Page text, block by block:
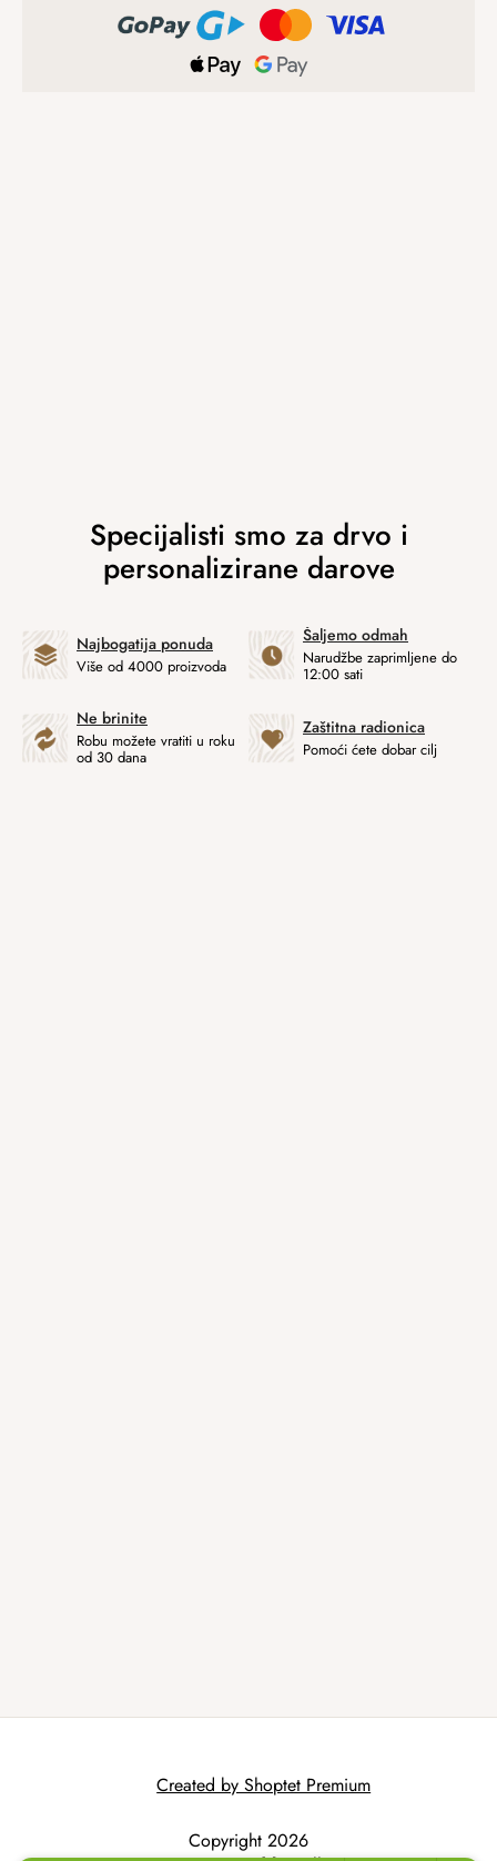
Najbogatija ponuda
Više od 4000 proizvoda
Šaljemo odmah
Narudžbe zaprimljene do
12:00 sati
Ne brinite
Robu možete vratiti u roku
od 30 dana
Zaštitna radionica
Pomoći ćete dobar cilj
Created by Shoptet Premium
Copyright 2026